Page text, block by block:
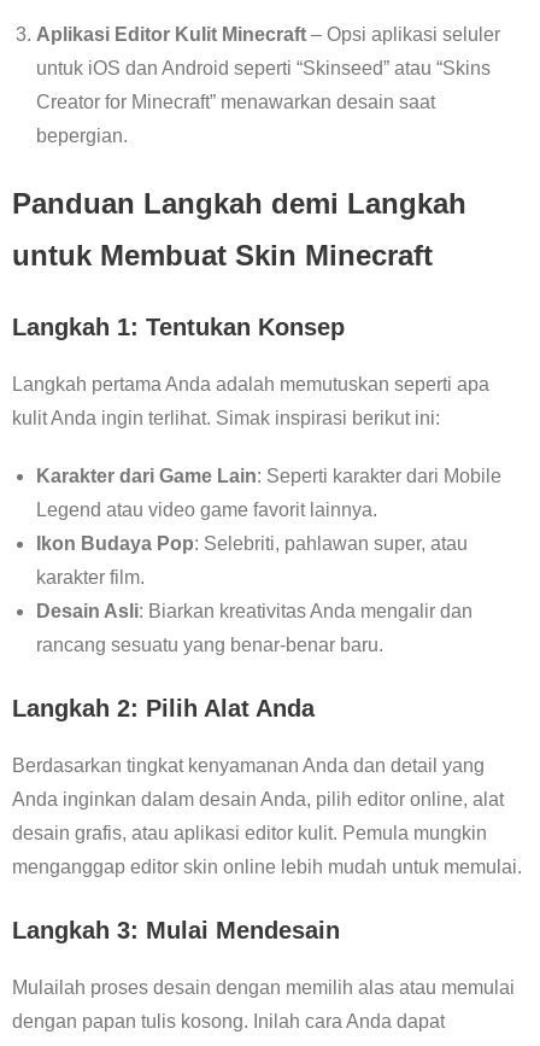
Aplikasi Editor Kulit Minecraft – Opsi aplikasi seluler
untuk iOS dan Android seperti “Skinseed” atau “Skins
Creator for Minecraft” menawarkan desain saat
bepergian.
Panduan Langkah demi Langkah
untuk Membuat Skin Minecraft
Langkah 1: Tentukan Konsep
Langkah pertama Anda adalah memutuskan seperti apa
kulit Anda ingin terlihat. Simak inspirasi berikut ini:
Karakter dari Game Lain: Seperti karakter dari Mobile
Legend atau video game favorit lainnya.
Ikon Budaya Pop: Selebriti, pahlawan super, atau
karakter film.
Desain Asli: Biarkan kreativitas Anda mengalir dan
rancang sesuatu yang benar-benar baru.
Langkah 2: Pilih Alat Anda
Berdasarkan tingkat kenyamanan Anda dan detail yang
Anda inginkan dalam desain Anda, pilih editor online, alat
desain grafis, atau aplikasi editor kulit. Pemula mungkin
menganggap editor skin online lebih mudah untuk memulai.
Langkah 3: Mulai Mendesain
Mulailah proses desain dengan memilih alas atau memulai
dengan papan tulis kosong. Inilah cara Anda dapat